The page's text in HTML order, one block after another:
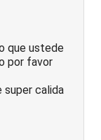
que ustede
por favor
super calida